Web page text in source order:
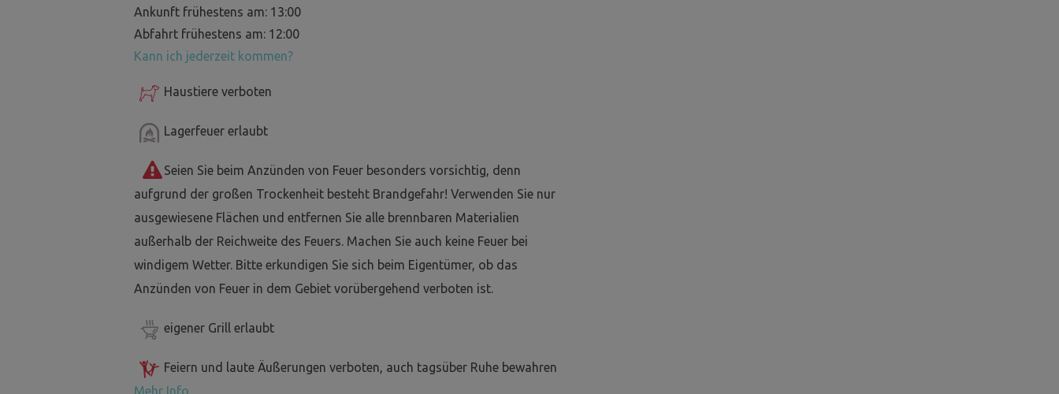
Ankunft frühestens am: 13:00
Abfahrt frühestens am: 12:00
Kann ich jederzeit kommen?
Haustiere verboten
Lagerfeuer erlaubt
Seien Sie beim Anzünden von Feuer besonders vorsichtig, denn
aufgrund der großen Trockenheit besteht Brandgefahr! Verwenden Sie nur
ausgewiesene Flächen und entfernen Sie alle brennbaren Materialien
außerhalb der Reichweite des Feuers. Machen Sie auch keine Feuer bei
windigem Wetter. Bitte erkundigen Sie sich beim Eigentümer, ob das
Anzünden von Feuer in dem Gebiet vorübergehend verboten ist.
eigener Grill erlaubt
Feiern und laute Äußerungen verboten, auch tagsüber Ruhe bewahren